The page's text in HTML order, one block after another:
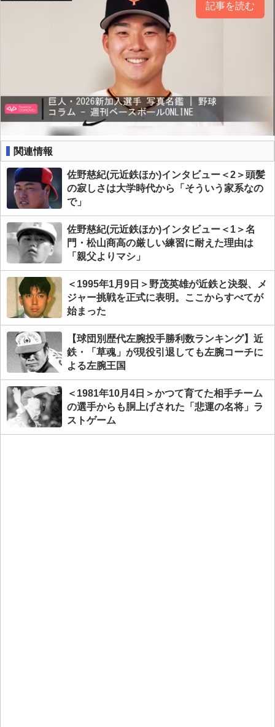
記事を読む
関連情報
佐野慈紀(元近鉄ほか)インタビュー＜2＞頭髪
の寂しさは大学時代から「そういう家系なの
で」
佐野慈紀(元近鉄ほか)インタビュー＜1＞名
門・松山商高の厳しい練習に耐えた理由は
「親父よりマシ」
＜1995年1月9日＞野茂英雄が近鉄と決裂、メ
ジャー挑戦を正式に表明。ここからすべてが
始まった
【球団別歴代左腕投手勝利数ランキング】近
鉄・「草魂」が現役引退しても左腕コーチに
よる左腕王国
＜1981年10月4日＞かつて育てた相手チーム
の選手からも胴上げされた「悲運の名将」ラ
ストゲーム